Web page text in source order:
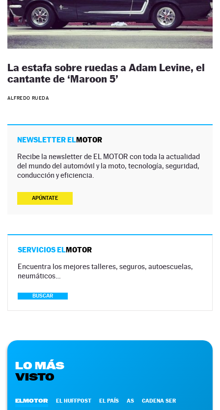
La estafa sobre ruedas a Adam Levine, el
cantante de ‘Maroon 5’
ALFREDO RUEDA
NEWSLETTER ELMOTOR
Recibe la newsletter de EL MOTOR con toda la actualidad
del mundo del automóvil y la moto, tecnología, seguridad,
conducción y eficiencia.
APÚNTATE
SERVICIOS ELMOTOR
Encuentra los mejores talleres, seguros, autoescuelas,
neumáticos…
BUSCAR
LO MÁS
VISTO
ELMOTOR EL HUFFPOST EL PAÍS AS CADENA SER